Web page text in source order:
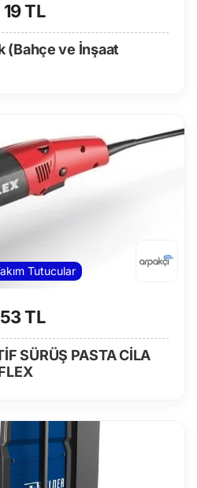
19 TL
(Bahçe ve İnşaat
Tutucular
TL
SÜRÜŞ PASTA CİLA